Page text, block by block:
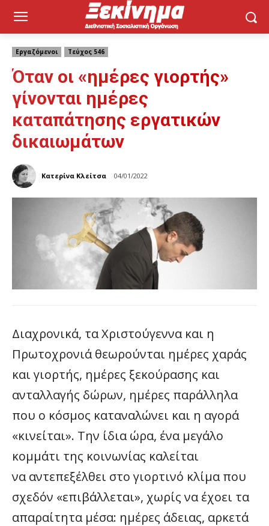
Εργαζόμενοι Τεύχος 546
Όταν οι «ημέρες γιορτής»
γίνονται ημέρες
καταπάτησης εργατικών
δικαιωμάτων
Κατερίνα Κλείτσα 04/01/2022
Διαχρονικά, τα Χριστούγεννα και η
Πρωτοχρονιά θεωρούνται ημέρες χαράς
και γιορτής, ημέρες ξεκούρασης και
ανταλλαγής δώρων, ημέρες παράλληλα
που ο κόσμος καταναλώνει και η αγορά
«κινείται». Την ίδια ώρα, ένα μεγάλο
κομμάτι της κοινωνίας καλείται
να αντεπεξέλθει στο γιορτινό κλίμα που
σχεδόν «επιβάλλεται», χωρίς να έχοει τα
απαραίτητα μέσα: ημέρες άδειας, αρκετά